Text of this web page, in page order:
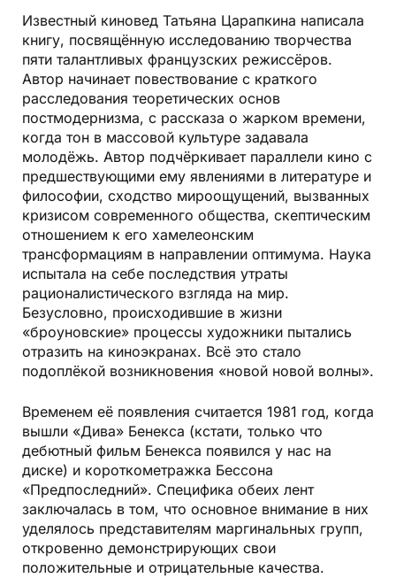
Известный киновед Татьяна Царапкина написала
книгу, посвящённую исследованию творчества
пяти талантливых французских режиссёров.
Автор начинает повествование с краткого
расследования теоретических основ
постмодернизма, с рассказа о жарком времени,
когда тон в массовой культуре задавала
молодёжь. Автор подчёркивает параллели кино с
предшествующими ему явлениями в литературе и
философии, сходство мироощущений, вызванных
кризисом современного общества, скептическим
отношением к его хамелеонским
трансформациям в направлении оптимума. Наука
испытала на себе последствия утраты
рационалистического взгляда на мир.
Безусловно, происходившие в жизни
«броуновские» процессы художники пытались
отразить на киноэкранах. Всё это стало
подоплёкой возникновения «новой новой волны».
Временем её появления считается 1981 год, когда
вышли «Дива» Бенекса (кстати, только что
дебютный фильм Бенекса появился у нас на
диске) и короткометражка Бессона
«Предпоследний». Специфика обеих лент
заключалась в том, что основное внимание в них
уделялось представителям маргинальных групп,
откровенно демонстрирующих свои
положительные и отрицательные качества.